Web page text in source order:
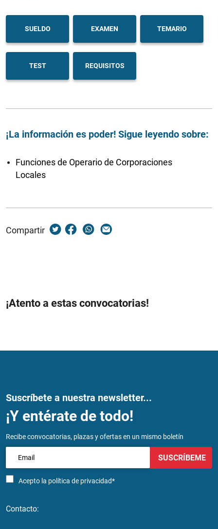
SUELDO EXAMEN TEMARIO
TEST REQUISITOS
¡La información es poder! Sigue leyendo sobre:
Funciones de Operario de Corporaciones
Locales
Compartir
¡Atento a estas convocatorias!
Suscríbete a nuestra newsletter...
¡Y entérate de todo!
Recibe convocatorias, plazas y ofertas en un mismo boletín
Acepto la política de privacidad*
SUSCRÍBEME
Contacto: